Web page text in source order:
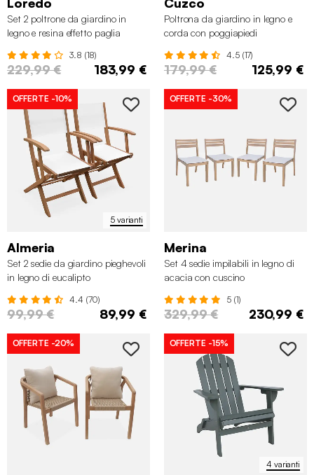
Set 2 poltrone da giardino in
legno e resina effetto paglia
3.8 (18)
229,99 € 183,99 €
Poltrona da giardino in legno e
corda con poggiapiedi
4.5 (17)
179,99 € 125,99 €
5 varianti
OFFERTE -10%
Almeria
Set 2 sedie da giardino pieghevoli
in legno di eucalipto
4.4 (70)
99,99 € 89,99 €
OFFERTE -30%
Merina
Set 4 sedie impilabili in legno di
acacia con cuscino
5 (1)
329,99 € 230,99 €
OFFERTE -20%
4 varianti
OFFERTE -15%